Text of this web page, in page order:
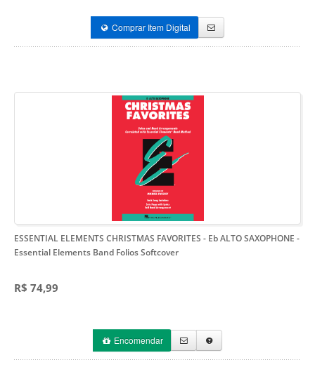
Comprar Item Digital
ESSENTIAL ELEMENTS CHRISTMAS FAVORITES - Eb ALTO SAXOPHONE -
Essential Elements Band Folios Softcover
R$ 74,99
Encomendar